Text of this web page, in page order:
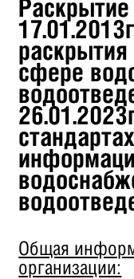
сфере
Общая
организации: